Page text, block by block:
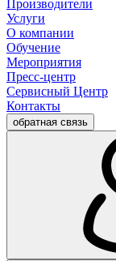
Производители
Услуги
О компании
Обучение
Мероприятия
Пресс-центр
Сервисный Центр
Контакты
обратная связь